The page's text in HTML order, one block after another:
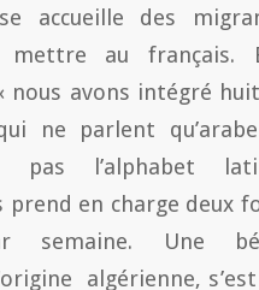
accueille des
mettre au français.
nous avons intégré
ne parlent
pas l’alphabet
prend en charge deux
semaine. Une
algérienne,